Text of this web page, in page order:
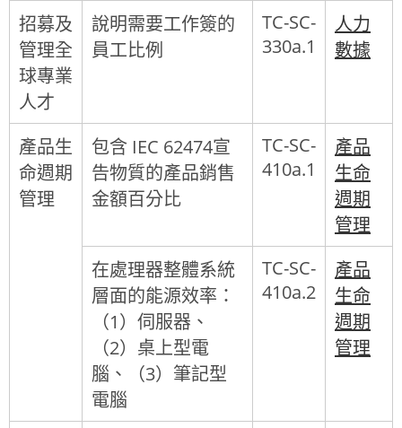
招募及
管理全
球專業
人才
說明需要工作簽的
員工比例
TC-SC-
330a.1
人力
數據
產品生
命週期
管理
包含 IEC 62474宣
告物質的產品銷售
金額百分比
TC-SC-
410a.1
產品
生命
週期
管理
在處理器整體系統
層面的能源效率：
（1）伺服器、
（2）桌上型電
腦、（3）筆記型
電腦
TC-SC-
410a.2
產品
生命
週期
管理